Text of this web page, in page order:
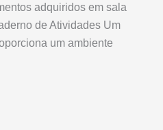
adquiridos em sala
de Atividades Um
um ambiente